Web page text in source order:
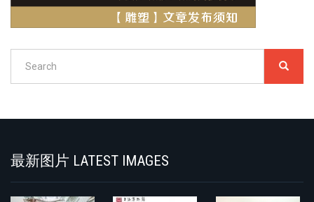
最新图片 LATEST IMAGES